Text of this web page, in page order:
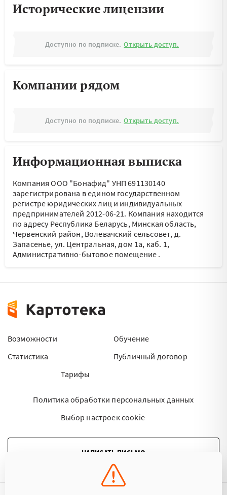
Исторические лицензии
Доступно по подписке. Открыть доступ.
Компании рядом
Доступно по подписке. Открыть доступ.
Информационная выписка
Компания ООО "Бонафид" УНП 691130140
зарегистрирована в едином государственном
регистре юридических лиц и индивидуальных
предпринимателей 2012-06-21. Компания находится
по адресу Республика Беларусь, Минская область,
Червенский район, Волевачский сельсовет, д.
Запасенье, ул. Центральная, дом 1а, каб. 1,
Административно-бытовое помещение .
Возможности
Статистика
Тарифы
Обучение
Публичный договор
Политика обработки персональных данных
Выбор настроек cookie
НАПИСАТЬ ПИСЬМО